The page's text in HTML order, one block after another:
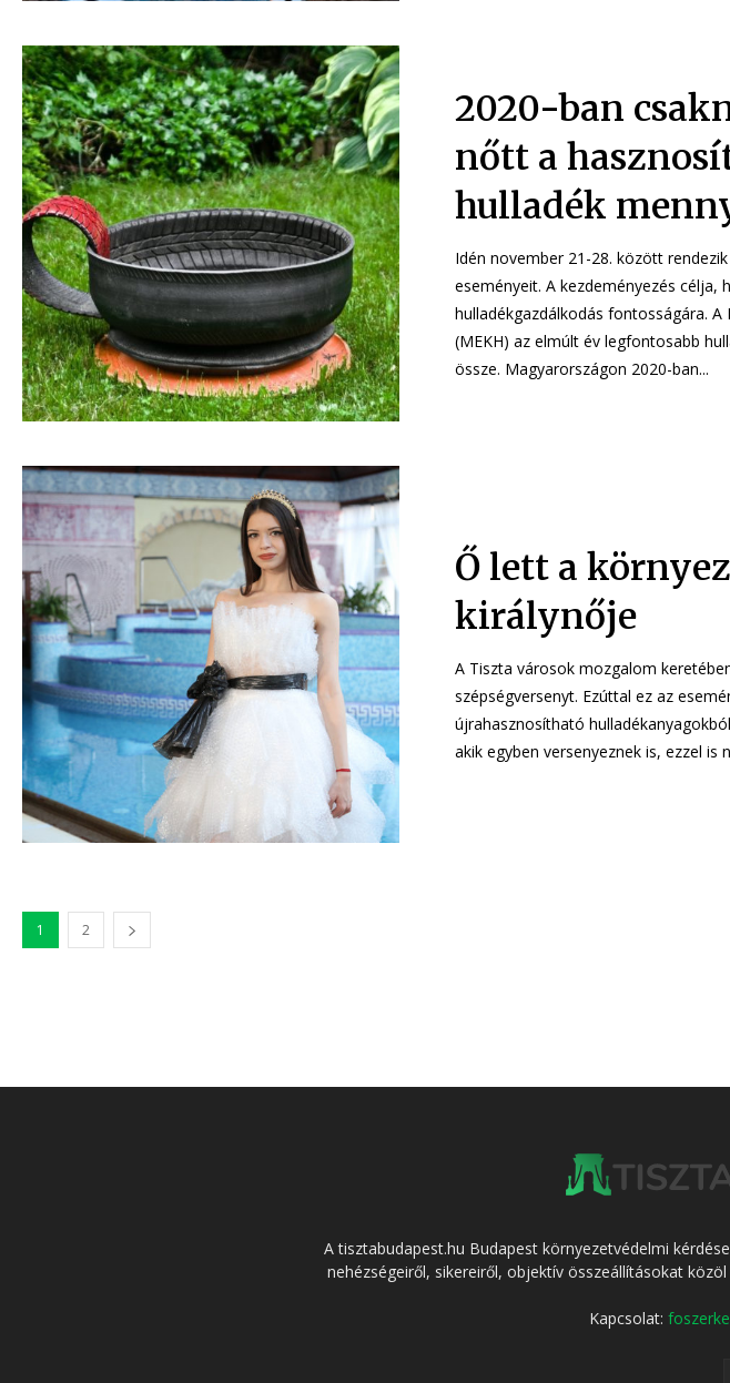
2020-ban
nőtt a
hulladék
Idén november 21-28. között
eseményeit. A kezdeményezés
hulladékgazdálkodás fontosságára.
(MEKH) az elmúlt év legfontosabb
össze. Magyarországon 2020-ban...
Ő lett a
királynője
A Tiszta városok mozgalom
szépségversenyt. Ezúttal ez az
újrahasznosítható
akik egyben versenyeznek is, ezzel is
1 2
A tisztabudapest.hu Budapest környezetvédelmi
nehézségeiről, sikereiről, objektív összeállításokat
Kapcsolat: